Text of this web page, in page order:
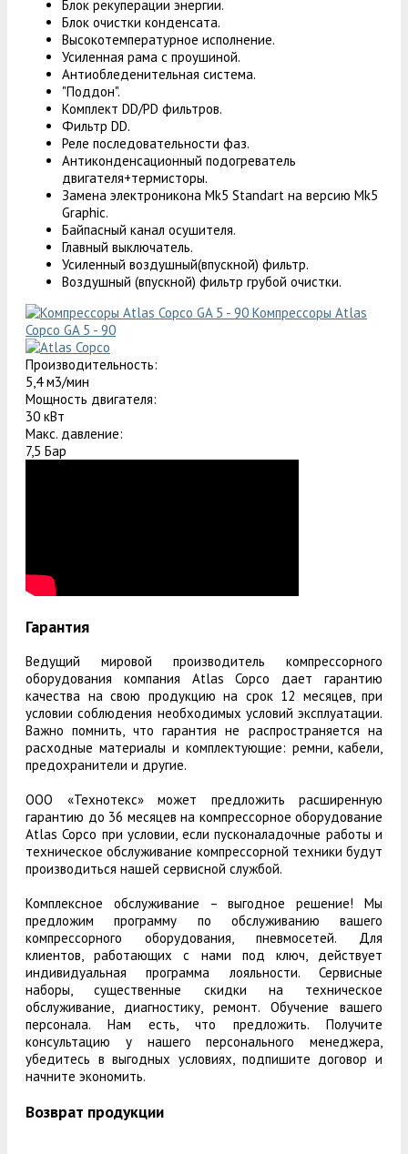
Блок рекуперации энергии.
Блок очистки конденсата.
Высокотемпературное исполнение.
Усиленная рама с проушиной.
Антиобледенительная система.
"Поддон".
Комплект DD/PD фильтров.
Фильтр DD.
Реле последовательности фаз.
Антиконденсационный подогреватель
двигателя+термисторы.
Замена электроникона Mk5 Standart на версию Mk5
Graphic.
Байпасный канал осушителя.
Главный выключатель.
Усиленный воздушный(впускной) фильтр.
Воздушный (впускной) фильтр грубой очистки.
Компрессоры Atlas
Copco GA 5 - 90
Производительность:
5,4 м3/мин
Мощность двигателя:
30 кВт
Макс. давление:
7,5 Бар
Гарантия
Ведущий мировой производитель компрессорного
оборудования компания Atlas Copco дает гарантию
качества на свою продукцию на срок 12 месяцев, при
условии соблюдения необходимых условий эксплуатации.
Важно помнить, что гарантия не распространяется на
расходные материалы и комплектующие: ремни, кабели,
предохранители и другие.
ООО «Технотекс» может предложить расширенную
гарантию до 36 месяцев на компрессорное оборудование
Atlas Copco при условии, если пусконаладочные работы и
техническое обслуживание компрессорной техники будут
производиться нашей сервисной службой.
Комплексное обслуживание – выгодное решение! Мы
предложим программу по обслуживанию вашего
компрессорного оборудования, пневмосетей. Для
клиентов, работающих с нами под ключ, действует
индивидуальная программа лояльности. Сервисные
наборы, существенные скидки на техническое
обслуживание, диагностику, ремонт. Обучение вашего
персонала. Нам есть, что предложить. Получите
консультацию у нашего персонального менеджера,
убедитесь в выгодных условиях, подпишите договор и
начните экономить.
Возврат продукции